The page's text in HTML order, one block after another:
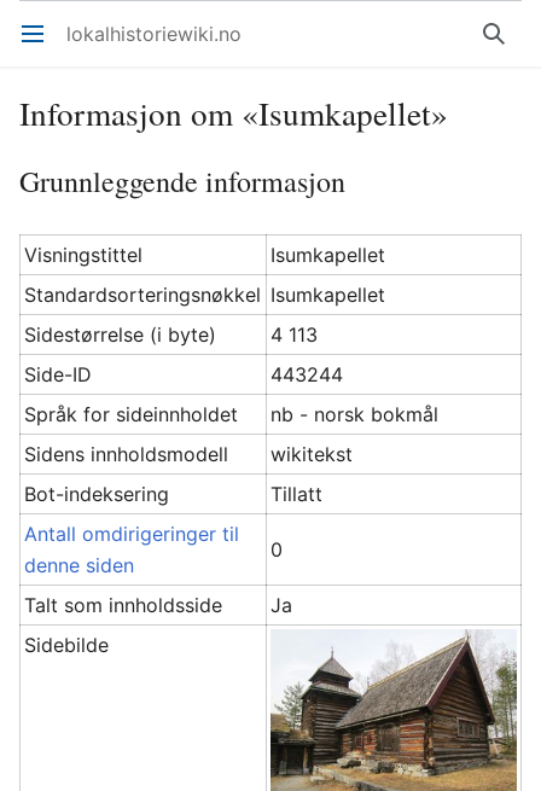
Åpne hovedmenyen lokalhistoriewiki.no Søk
Informasjon om «Isumkapellet»
Grunnleggende informasjon
Visningstittel
Isumkapellet
Standardsorteringsnøkkel Isumkapellet
Sidestørrelse (i byte)
4 113
Side-ID
443244
Språk for sideinnholdet
nb - norsk bokmål
Sidens innholdsmodell
wikitekst
Bot-indeksering
Tillatt
Antall omdirigeringer til
denne siden
0
Talt som innholdsside
Ja
Sidebilde